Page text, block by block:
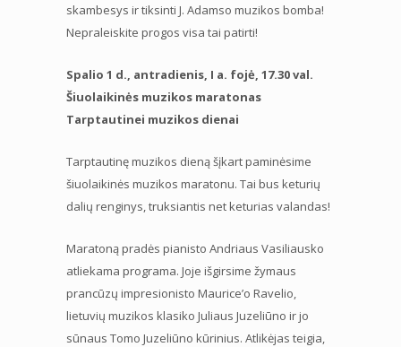
skambesys ir tiksinti J. Adamso muzikos bomba!
Nepraleiskite progos visa tai patirti!
Spalio 1 d., antradienis, I a. fojė, 17.30 val.
Šiuolaikinės muzikos maratonas
Tarptautinei muzikos dienai
Tarptautinę muzikos dieną šįkart paminėsime
šiuolaikinės muzikos maratonu. Tai bus keturių
dalių renginys, truksiantis net keturias valandas!
Maratoną pradės pianisto Andriaus Vasiliausko
atliekama programa. Joje išgirsime žymaus
prancūzų impresionisto Maurice’o Ravelio,
lietuvių muzikos klasiko Juliaus Juzeliūno ir jo
sūnaus Tomo Juzeliūno kūrinius. Atlikėjas teigia,